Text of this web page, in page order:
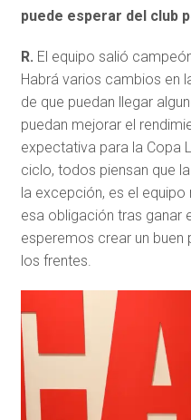
puede esperar del club
R. El equipo salió
Habrá varios cambios en
de que puedan llegar
puedan mejorar el
expectativa para la Copa
ciclo, todos piensan que la
la excepción, es el
esa obligación tras ganar
esperemos crear un
los frentes.